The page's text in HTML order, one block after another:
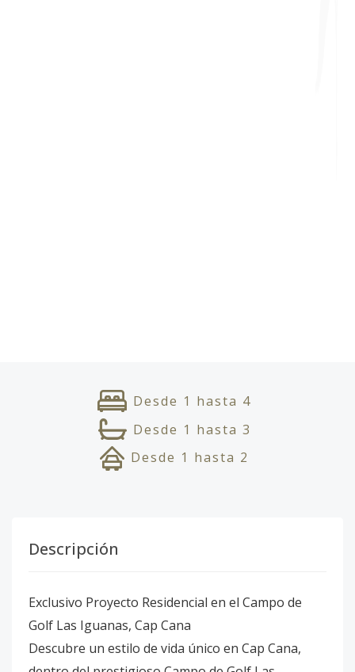
Desde 1 hasta 4
Desde 1 hasta 3
Desde 1 hasta 2
Descripción
Exclusivo Proyecto Residencial en el Campo de
Golf Las Iguanas, Cap Cana
Descubre un estilo de vida único en Cap Cana,